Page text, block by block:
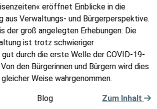
eröffnet Einblicke in die
aus Verwaltungs- und Bürgerperspektive.
der groß angelegten Erhebungen: Die
ist trotz schwieriger
durch die erste Welle der COVID-19-
den Bürgerinnen und Bürgern wird dies
Weise wahrgenommen.
Blog Zum Inhalt